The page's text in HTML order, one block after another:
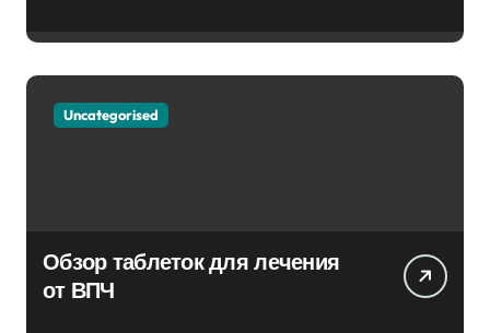
Uncategorised
Обзор таблеток для лечения
от ВПЧ